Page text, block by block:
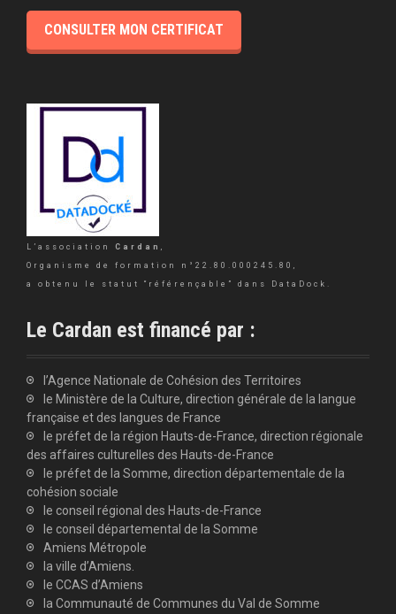
CONSULTER MON CERTIFICAT
L’association Cardan ,
Organisme de formation n°22.80.000245.80,
a obtenu le statut “référençable” dans DataDock.
Le Cardan est financé par :
l’Agence Nationale de Cohésion des Territoires
le Ministère de la Culture, direction générale de la langue
française et des langues de France
le préfet de la région Hauts-de-France, direction régionale
des affaires culturelles des Hauts-de-France
le préfet de la Somme, direction départementale de la
cohésion sociale
le conseil régional des Hauts-de-France
le conseil départemental de la Somme
Amiens Métropole
la ville d’Amiens.
le CCAS d’Amiens
la Communauté de Communes du Val de Somme